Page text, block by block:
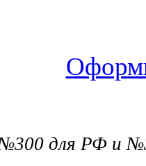
для РФ и